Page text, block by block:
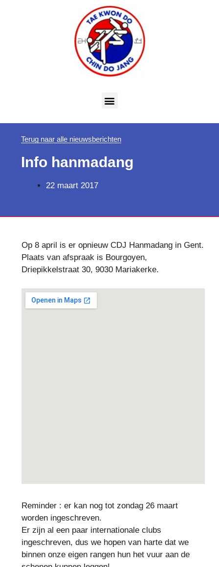
Terug naar alle nieuwsberichten
Info hanmadang
22 maart 2017
Op 8 april is er opnieuw CDJ Hanmadang in Gent.
Plaats van afspraak is Bourgoyen,
Driepikkelstraat 30, 9030 Mariakerke.
Reminder : er kan nog tot zondag 26 maart
worden ingeschreven.
Er zijn al een paar internationale clubs
ingeschreven, dus we hopen van harte dat we
binnen onze eigen rangen hun het vuur aan de